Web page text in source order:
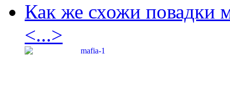
Как же схожи повадки
<...>